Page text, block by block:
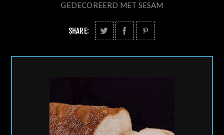
GEDECOREERD MET SESAM
SHARE: